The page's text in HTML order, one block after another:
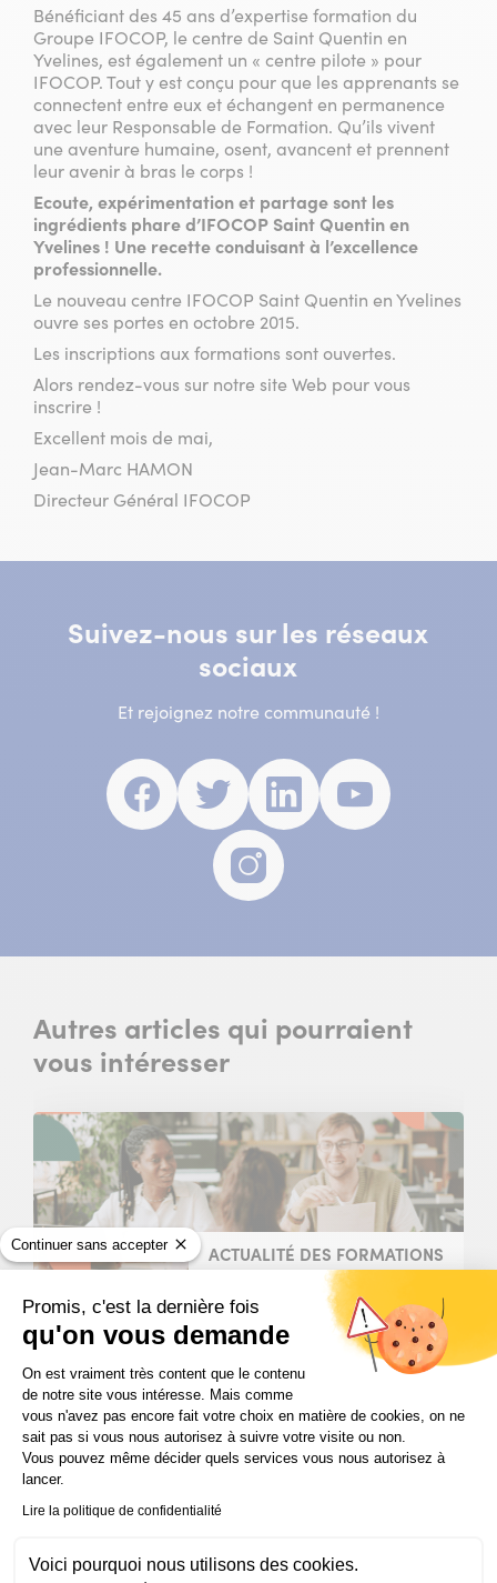
Continuer sans accepter
Promis, c'est la dernière fois
qu'on vous demande
Plateforme de Gestion du
On est vraiment très content que le contenu
de notre site vous intéresse. Mais comme
vous n'avez pas encore fait votre choix en matière de cookies, on ne
sait pas si vous nous autorisez à suivre votre visite ou non.
Vous pouvez même décider quels services vous nous autorisez à
lancer.
Lire la politique de confidentialité
Voici pourquoi nous utilisons des cookies.
Bénéficiant des 45 ans d’expertise formation du
Groupe IFOCOP, le centre de Saint Quentin en
Yvelines, est également un « centre pilote » pour
IFOCOP. Tout y est conçu pour que les apprenants se
connectent entre eux et échangent en permanence
avec leur Responsable de Formation. Qu’ils vivent
une aventure humaine, osent, avancent et prennent
leur avenir à bras le corps !
Ecoute, expérimentation et partage sont les
ingrédients phare d’IFOCOP Saint Quentin en
Yvelines ! Une recette conduisant à l’excellence
professionnelle.
Le nouveau centre IFOCOP Saint Quentin en Yvelines
ouvre ses portes en octobre 2015.
Les inscriptions aux formations sont ouvertes.
Alors rendez-vous sur notre site Web pour vous
inscrire !
Excellent mois de mai,
Jean-Marc HAMON
Directeur Général IFOCOP
Suivez-nous sur les réseaux
sociaux
Et rejoignez notre communauté !
Facebook
(nouvelle
fenêtre)
Twitter
(nouvelle
fenêtre)
Linkedin
(nouvelle
fenêtre)
Youtube
fenêtre)
Instagram
(nouvelle
fenêtre)
Autres articles qui pourraient
vous intéresser
ACTUALITÉ DES FORMATIONS
Les métiers RH qui recrutent le plus
en 2026
Découvrez les métiers RH les plus porteurs en
2026 : paie, assistanat RH, recrutement,
responsable RH, et les compétences à
développer pour s’orienter.
Slide
1
Slide
2
Slide
3